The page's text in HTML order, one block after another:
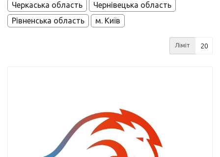
Черкаська область
Чернівецька область
Рівненська область
м. Київ
Ліміт